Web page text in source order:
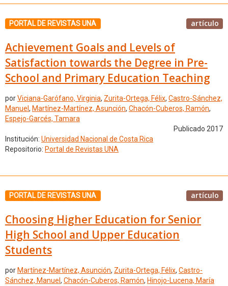
PORTAL DE REVISTAS UNA artículo
Achievement Goals and Levels of
Satisfaction towards the Degree in Pre-
School and Primary Education Teaching
porViciana-Garófano, Virginia, Zurita-Ortega, Félix, Castro-Sánchez,
Manuel , Martínez-Martínez, Asunción, Chacón-Cuberos, Ramón,
Espejo-Garcés, Tamara
Publicado 2017
Institución: Universidad Nacional de Costa Rica
Repositorio: Portal de Revistas UNA
PORTAL DE REVISTAS UNA artículo
Choosing Higher Education for Senior
High School and Upper Education
Students
por Martínez-Martínez, Asunción, Zurita-Ortega, Félix, Castro-
Sánchez, Manuel , Chacón-Cuberos, Ramón, Hinojo-Lucena, María